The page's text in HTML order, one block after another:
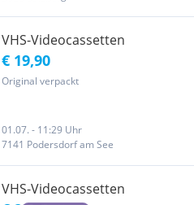
VHS-Videocassetten
€ 19,90
Original verpackt
01.07. - 11:29 Uhr
7141 Podersdorf am See
VHS-Videocassetten